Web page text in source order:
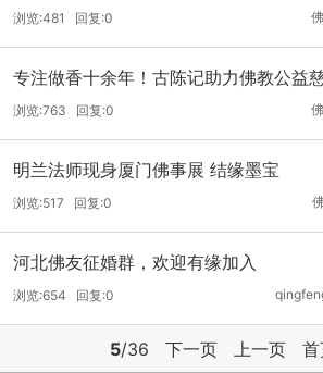
浏览:481 回复:0
专注做香十余年！古陈记助力佛教公益
浏览:763 回复:0
明兰法师现身厦门佛事展 结缘墨宝
浏览:517 回复:0
河北佛友征婚群，欢迎有缘加入
浏览:654 回复:0
5/36 下一页 上一页